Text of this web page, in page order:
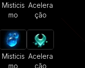
Misticis
mo
Acelera
ção
Misticis
mo
Acelera
ção